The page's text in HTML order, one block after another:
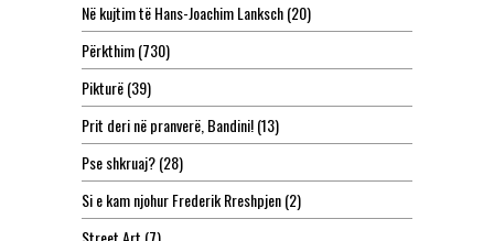
Në kujtim të Hans-Joachim Lanksch(20)
Përkthim(730)
Pikturë(39)
Prit deri në pranverë, Bandini!(13)
Pse shkruaj?(28)
Si e kam njohur Frederik Rreshpjen(2)